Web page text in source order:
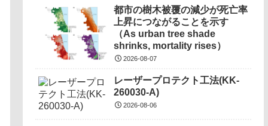
都市の樹木被覆の減少が死亡率
上昇につながることを示す
（As urban tree shade
shrinks, mortality rises）
2026-08-07
レーザープロテクト⼯法(KK-
260030-A)
2026-08-06